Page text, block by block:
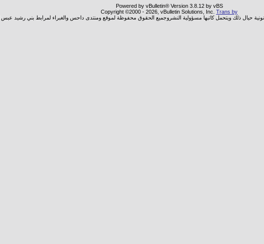
Powered by vBulletin® Version 3.8.12 by vBS
Copyright ©2000 - 2026, vBulletin Solutions, Inc. Trans by
حيال ذلك ويتحمل كاتبها مسؤولية النشروجميع الحقوق محفوظة لموقع ومنتدى داحس والغبراء لمرابط بني رشيد عبس